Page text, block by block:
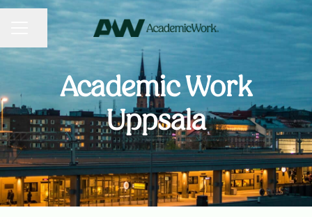
KARRIÄRMENY
Dela sidan
Academic Work
Uppsala